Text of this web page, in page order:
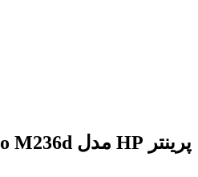
پرینتر HP مدل HP LaserJet Pro M236d